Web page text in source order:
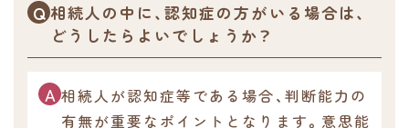
相続人の中に、認知症の方がいる場合は、
どうしたらよいでしょうか？
相続人が認知症等である場合、判断能力の
有無が重要なポイントとなります。意思能